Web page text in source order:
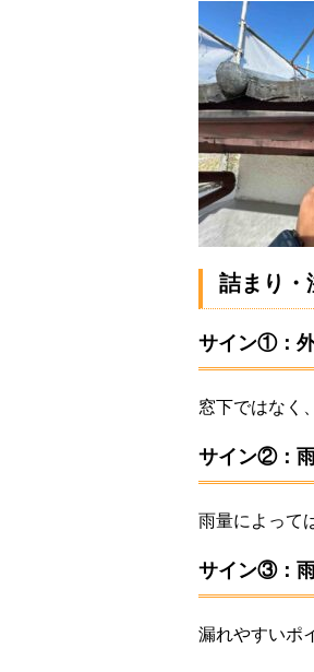
詰まり・
サイン①：
窓下ではなく
サイン②：
雨量によって
サイン③：
漏れやすいポ